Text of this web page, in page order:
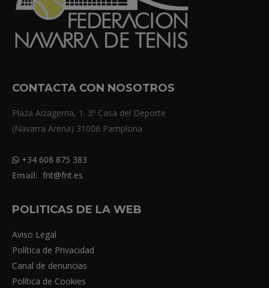
CONTACTA CON NOSOTROS
Plaza Aizagerria, 1. 3º Casa del Deporte
(Navarra Arena) 31006 Pamplona
+34 608 875 383
Email: fnt@fnt.es
POLITICAS DE LA WEB
Aviso Legal
Política de Privacidad
Canal de denuncias
Política de Cookies